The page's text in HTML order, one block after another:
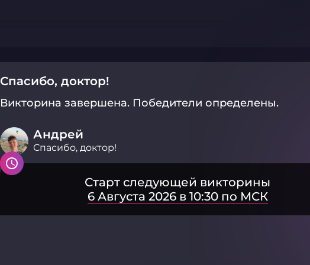
Спасибо, доктор!
Викторина завершена. Победители определены.
Андрей
Спасибо, доктор!
Старт следующей викторины
6 Августа 2026 в 10:30 по МСК